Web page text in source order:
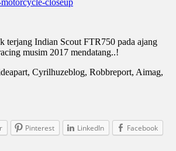
terjang Indian Scout FTR750 pada ajang
musim 2017 mendatang..!
Cyrilhuzeblog, Robbreport, Aimag,
Pinterest LinkedIn
Facebook